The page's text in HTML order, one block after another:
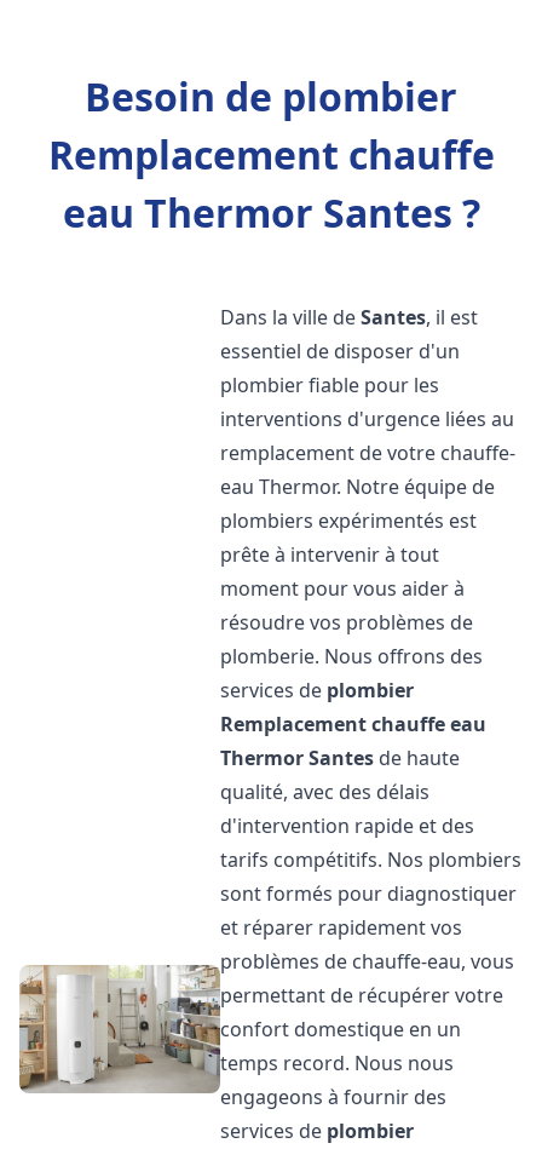
Besoin de plombier
Remplacement chauffe
eau Thermor Santes ?
Dans la ville deSantes, il est
essentiel de disposer d'un
plombier fiable pour les
interventions d'urgence liées au
remplacement de votre chauffe-
eau Thermor. Notre équipe de
plombiers expérimentés est
prête à intervenir à tout
moment pour vous aider à
résoudre vos problèmes de
plomberie. Nous offrons des
services de plombier
Remplacement chauffe eau
ThermorSantes de haute
qualité, avec des délais
d'intervention rapide et des
tarifs compétitifs. Nos plombiers
sont formés pour diagnostiquer
et réparer rapidement vos
problèmes de chauffe-eau, vous
permettant de récupérer votre
confort domestique en un
temps record. Nous nous
engageons à fournir des
services de plombier